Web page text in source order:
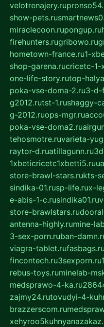
velotrenajery.ru
show-pets.ru
miraclecoon.rupongup.ru
firehunters.rugribowo.ru
hometown-france.ru1-
shop-garena.rucricetc-1-
one-life-story.rutop-
poka-vse-doma-2.ru3-d-
g2012.rutst-1.rushaggy-
g-2012.ruops-mgr.ru
poka-vse-doma2.ru
tehosmotre.ruvarieta-
raytor-d.ruatillagunn.ru
1xbeticricetc1xbetti5.ru
store-brawl-stars.rukts-
sindika-01.rusp-life.rux-
e-abis-1-c.rusindika01.ru
store-brawlstars.ru
antenna-highly.rumine-
3-sex-porn.ruban-
viagra-tablet.rufasbags.ru
fincontech.ru3sexporn.ru
rebus-toys.ruminelab-
medsprawo-4-ka.ru
zajmy24.rutovudyi-4-
brazzerscom.ru